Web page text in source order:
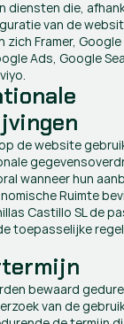
diensten die,
van de
zich Framer,
Ads, Google
de website
wanneer hun
Ruimte
Castillo SL de
toepasselijke
bewaard
van de